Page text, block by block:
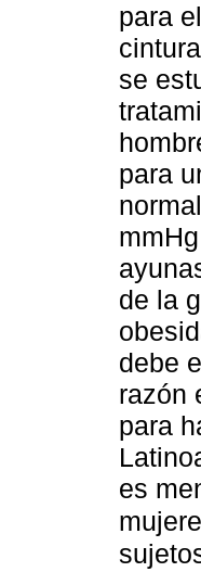
para
se
para
de la
debe
razón
para
es